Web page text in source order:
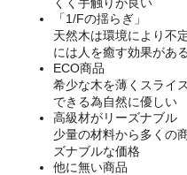
「1/Fの揺らぎ」
天然木は環境により不
には人を癒す効果がある
ECO商品
希少な木を薄くスライ
できる為自然に優しい
高級材がリーズナブル
少量の材料から多くの
ズナブルな価格
他に無い商品